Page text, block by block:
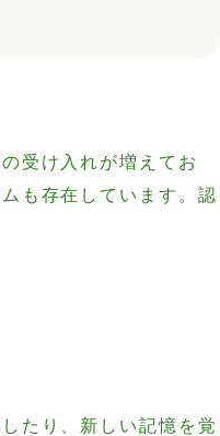
受け入れが増えてお
も存在しています。認
たり、新しい記憶を覚